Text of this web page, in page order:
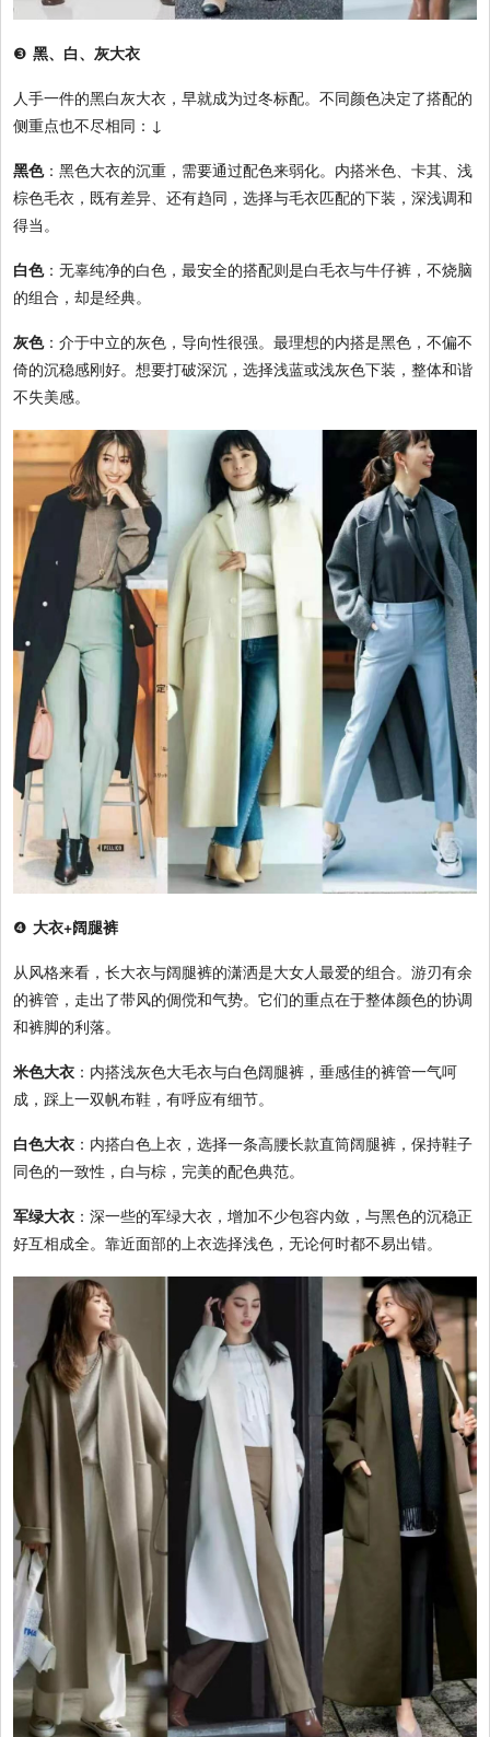
❸黑、白、灰大衣
人手一件的黑白灰大衣，早就成为过冬标配。不同颜色决定了搭配的
侧重点也不尽相同： ↓
黑色：黑色大衣的沉重，需要通过配色来弱化。内搭米色、卡其、浅
棕色毛衣，既有差异、还有趋同，选择与毛衣匹配的下装，深浅调和
得当。
白色：无辜纯净的白色，最安全的搭配则是白毛衣与牛仔裤，不烧脑
的组合，却是经典。
灰色：介于中立的灰色，导向性很强。最理想的内搭是黑色，不偏不
倚的沉稳感刚好。想要打破深沉，选择浅蓝或浅灰色下装，整体和谐
不失美感。
❹ 大衣+阔腿裤
从风格来看，长大衣与阔腿裤的潇洒是大女人最爱的组合。游刃有余
的裤管，走出了带风的倜傥和气势。它们的重点在于整体颜色的协调
和裤脚的利落。
米色大衣 ：内搭浅灰色大毛衣与白色阔腿裤，垂感佳的裤管一气呵
成，踩上一双帆布鞋，有呼应有细节。
白色大衣 ：内搭白色上衣，选择一条高腰长款直筒阔腿裤，保持鞋子
同色的一致性，白与棕，完美的配色典范。
军绿大衣 ：深一些的军绿大衣，增加不少包容内敛，与黑色的沉稳正
好互相成全。靠近面部的上衣选择浅色，无论何时都不易出错。